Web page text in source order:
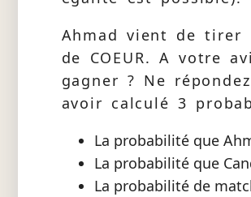
Ahmad vient de tirer
de COEUR. A votre
gagner ? Ne
avoir calculé 3
La probabilité que
La probabilité que
La probabilité de